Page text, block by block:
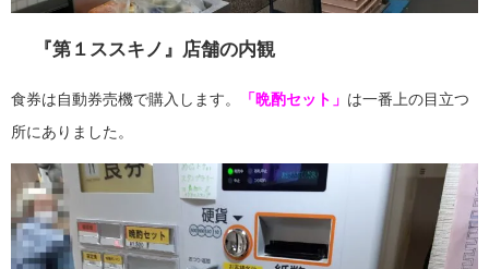
『第１ススキノ』店舗の内観
食券は自動券売機で購入します。 「晩酌セット」 は一番上の目立つ
所にありました。